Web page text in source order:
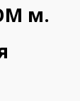
м.